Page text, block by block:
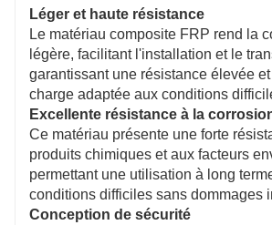
Léger et haute résistance
Le matériau composite FRP rend la
légère, facilitant l'installation et le
garantissant une résistance élevée
charge adaptée aux conditions
Excellente résistance à la
Ce matériau présente une forte
produits chimiques et aux facteurs
permettant une utilisation à long
conditions difficiles sans dommages
Conception de sécurité